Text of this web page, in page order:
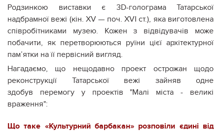
Родзинкою виставки є 3D-голограма Татарської
надбрамної вежі (кін. XV — поч. XVI ст.), яка виготовлена
співробітниками музею. Кожен з відвідувачів може
побачити, як перетворюються руїни цієї архітектурної
пам’ятки на її первісний вигляд.
Нагадаємо, що нещодавно проект острожан щодо
реконструкції Татарської вежі зайняв одне
здобув перемогу у проектів "Малі міста - великі
враження":
Що таке «Культурний барбакан» розповіли єдині від